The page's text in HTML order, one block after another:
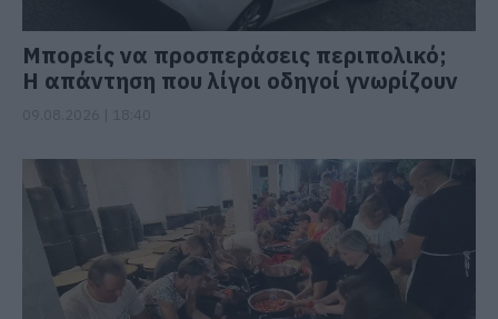
Μπορείς να προσπεράσεις περιπολικό;
Η απάντηση που λίγοι οδηγοί γνωρίζουν